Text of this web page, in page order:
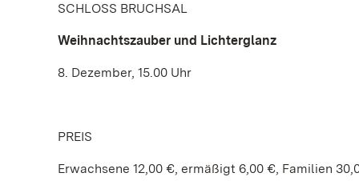
SCHLOSS BRUCHSAL
Weihnachtszauber und Lichterglanz
8. Dezember, 15.00 Uhr
PREIS
Erwachsene 12,00 €, ermäßigt 6,00 €, Familien